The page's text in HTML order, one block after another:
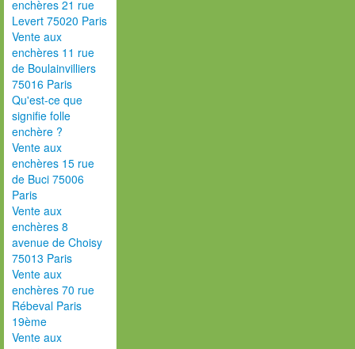
enchères 21 rue
Levert 75020 Paris
Vente aux
enchères 11 rue
de Boulainvilliers
75016 Paris
Qu'est-ce que
signifie folle
enchère ?
Vente aux
enchères 15 rue
de Buci 75006
Paris
Vente aux
enchères 8
avenue de Choisy
75013 Paris
Vente aux
enchères 70 rue
Rébeval Paris
19ème
Vente aux